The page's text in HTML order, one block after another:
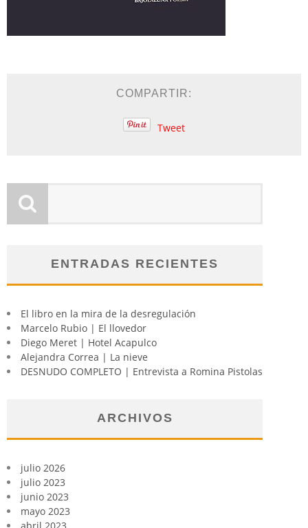
COMPARTIR:
Tweet
ENTRADAS RECIENTES
El libro en la mira de la desregulación
Marcelo Rubio | El llovedor
Diego Meret | Hotel Acapulco
Alejandra Correa | La nieve
DESNUDO COMPLETO | Entrevista a Romina Pistolas
ARCHIVOS
julio 2026
julio 2023
junio 2023
mayo 2023